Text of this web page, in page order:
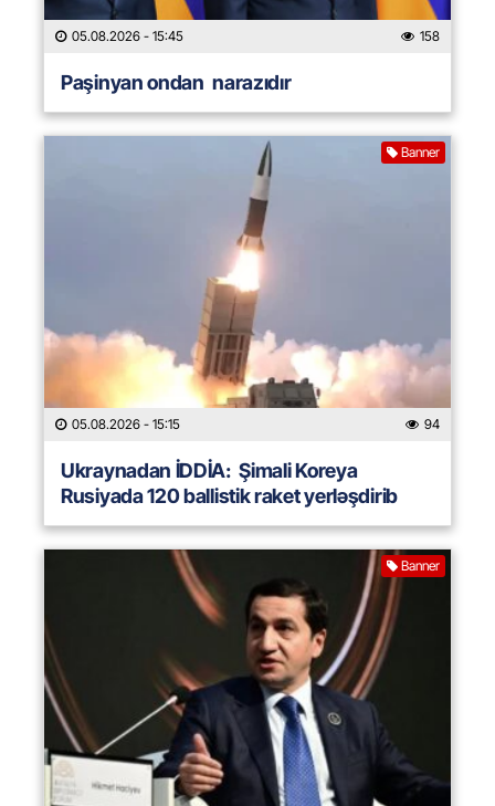
05.08.2026 - 15:45 158
Paşinyan ondan narazıdır
Banner
05.08.2026 - 15:15 94
Ukraynadan İDDİA: Şimali Koreya
Rusiyada 120 ballistik raket yerləşdirib
Banner